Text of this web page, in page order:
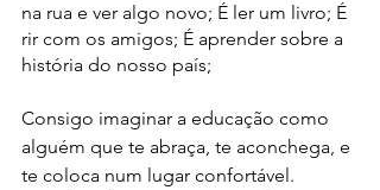
na rua e ver algo novo; É ler um livro; É
rir com os amigos; É aprender sobre a
história do nosso país;
Consigo imaginar a educação como
alguém que te abraça, te aconchega, e
te coloca num lugar confortável.